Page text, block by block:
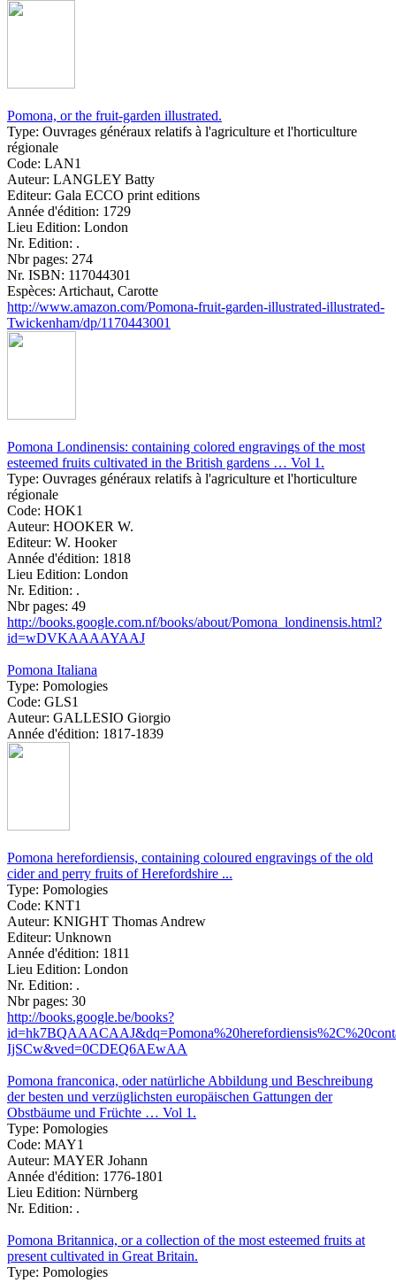
Pomona, or the fruit-garden illustrated.
Type: Ouvrages généraux relatifs à l'agriculture et l'horticulture
régionale
Code: LAN1
Auteur: LANGLEY Batty
Editeur: Gala ECCO print editions
Année d'édition: 1729
Lieu Edition: London
Nr. Edition: .
Nbr pages: 274
Nr. ISBN: 117044301
Espèces: Artichaut, Carotte
http://www.amazon.com/Pomona-fruit-garden-illustrated-illustrated-
Twickenham/dp/1170443001
Pomona Londinensis: containing colored engravings of the most
esteemed fruits cultivated in the British gardens … Vol 1.
Type: Ouvrages généraux relatifs à l'agriculture et l'horticulture
régionale
Code: HOK1
Auteur: HOOKER W.
Editeur: W. Hooker
Année d'édition: 1818
Lieu Edition: London
Nr. Edition: .
Nbr pages: 49
http://books.google.com.nf/books/about/Pomona_londinensis.html?
id=wDVKAAAAYAAJ
Pomona Italiana
Type: Pomologies
Code: GLS1
Auteur: GALLESIO Giorgio
Année d'édition: 1817-1839
Pomona herefordiensis, containing coloured engravings of the old
cider and perry fruits of Herefordshire ...
Type: Pomologies
Code: KNT1
Auteur: KNIGHT Thomas Andrew
Editeur: Unknown
Année d'édition: 1811
Lieu Edition: London
Nr. Edition: .
Nbr pages: 30
http://books.google.be/books?
IjSCw&ved=0CDEQ6AEwAA
Pomona franconica, oder natürliche Abbildung und Beschreibung
der besten und verzüglichsten europäischen Gattungen der
Obstbäume und Früchte … Vol 1.
Type: Pomologies
Code: MAY1
Auteur: MAYER Johann
Année d'édition: 1776-1801
Lieu Edition: Nürnberg
Nr. Edition: .
Pomona Britannica, or a collection of the most esteemed fruits at
present cultivated in Great Britain.
Type: Pomologies